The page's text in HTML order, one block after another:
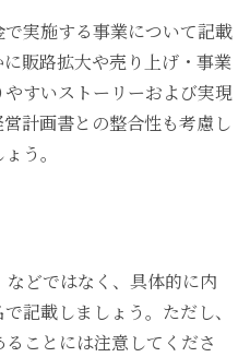
実施する事業について記載
販路拡大や売り上げ・事業
すいストーリーおよび実現
計画書との整合性も考慮し
う。
どではなく、具体的に内
記載しましょう。ただし、
ことには注意してくださ